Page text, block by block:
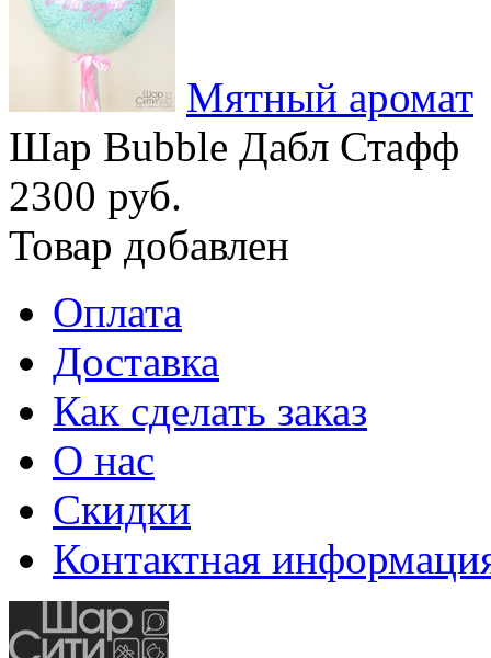
Мятный аромат
Шар Bubble Дабл Стафф
2300 руб.
Товар добавлен
Оплата
Доставка
Как сделать заказ
О нас
Скидки
Контактная